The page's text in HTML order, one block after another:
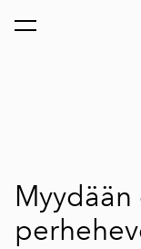
on lisätty ostoskoriin.